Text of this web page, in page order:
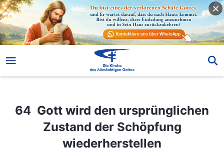
64 Gott wird den ursprünglichen
Zustand der Schöpfung
wiederherstellen